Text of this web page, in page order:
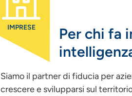
IMPRESE
Per chi fa
Siamo il partner di fiducia per
crescere e svilupparsi sul